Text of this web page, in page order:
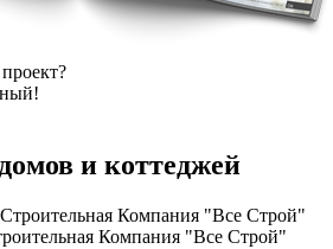
домов и коттеджей
Компания "Все Строй"